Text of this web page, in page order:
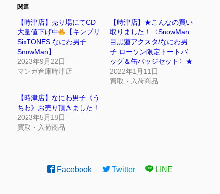
関連
【時津店】売り場にてCD
大量値下げ中
【キンプリ
SixTONES なにわ男子
SnowMan】
2023年9月22日
マンガ倉庫時津店
【時津店】★こんなの買い
取りました！〈SnowMan
目黒蓮アクスタ/なにわ男
子 ローソン限定トートバ
ッグ＆缶バッジセット〉★
2022年1月11日
買取・入荷商品
【時津店】なにわ男子《う
ちわ》お売り頂きました！
2023年5月18日
買取・入荷商品
Facebook Twitter LINE